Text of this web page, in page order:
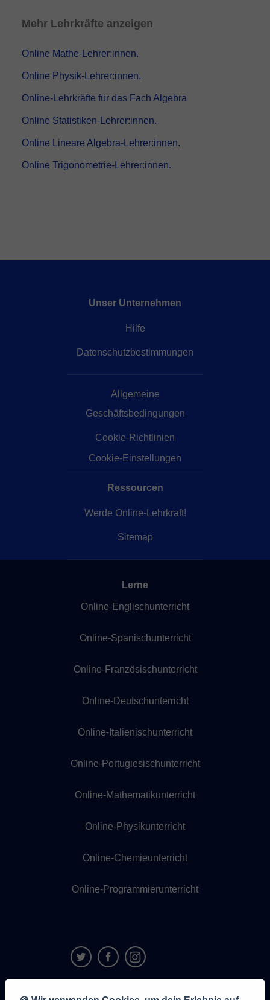
Mehr Lehrkräfte anzeigen
Online Mathe-Lehrer:innen.
Online Physik-Lehrer:innen.
Online-Lehrkräfte für das Fach Algebra
Online Statistiken-Lehrer:innen.
Online Lineare Algebra-Lehrer:innen.
Online Trigonometrie-Lehrer:innen.
Unser Unternehmen
Hilfe
Datenschutzbestimmungen
Allgemeine
Geschäftsbedingungen
Cookie-Richtlinien
Cookie-Einstellungen
Ressourcen
Werde Online-Lehrkraft!
Sitemap
Lerne
Online-Englischunterricht
Online-Spanischunterricht
Online-Französischunterricht
Online-Deutschunterricht
Online-Italienischunterricht
Online-Portugiesischunterricht
Online-Mathematikunterricht
Online-Physikunterricht
Online-Chemieunterricht
Online-Programmierunterricht